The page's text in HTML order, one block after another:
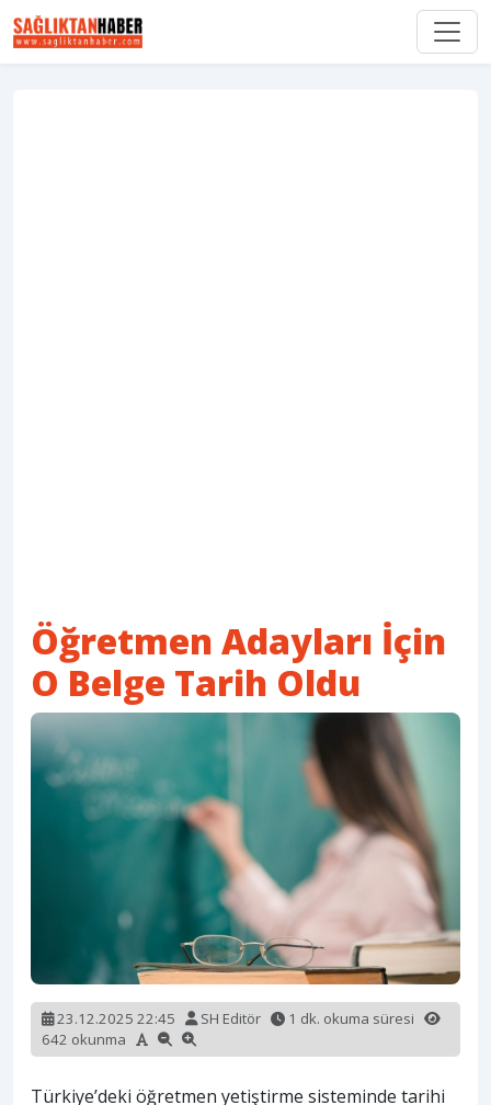
Öğretmen Adayları İçin
O Belge Tarih Oldu
23.12.2025 22:45 SH Editör
1 dk. okuma süresi
642 okunma
Türkiye’deki öğretmen yetiştirme sisteminde tarihi